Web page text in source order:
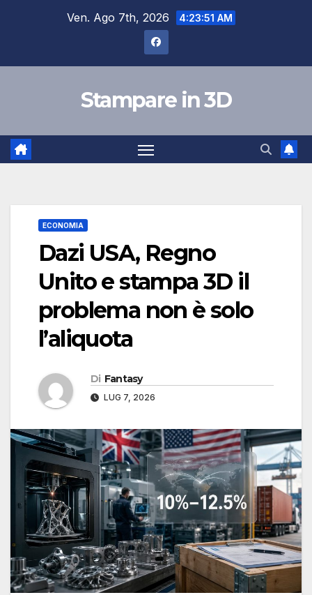
Ven. Ago 7th, 2026 4:23:52 AM
Stampare in 3D
ECONOMIA
Dazi USA, Regno
Unito e stampa 3D il
problema non è solo
l’aliquota
Di Fantasy
LUG 7, 2026